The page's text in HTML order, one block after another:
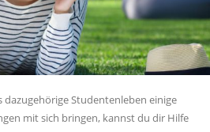
dazugehörige Studentenleben einige
mit sich bringen, kannst du dir Hilfe